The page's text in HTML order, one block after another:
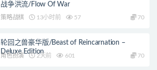
战争洪流/Flow Of War
策略战棋 13小时前 57 70
轮回之兽豪华版/Beast of Reincarnation –
Deluxe Edition
角色扮演 2天前 601 70